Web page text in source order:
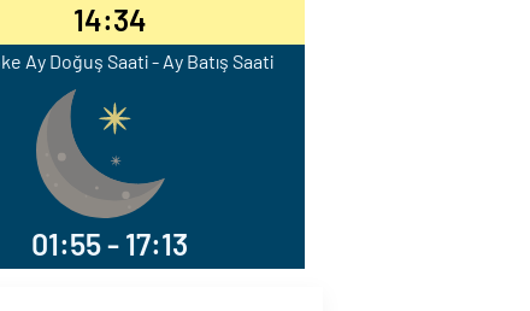
14:34
Ay Doğuş Saati - Ay Batış Saati
01:55 - 17:13